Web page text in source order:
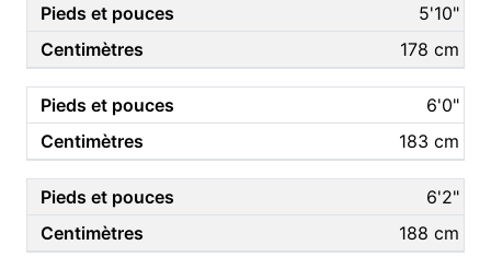
5'10"
178 cm
6'0"
183 cm
6'2"
188 cm